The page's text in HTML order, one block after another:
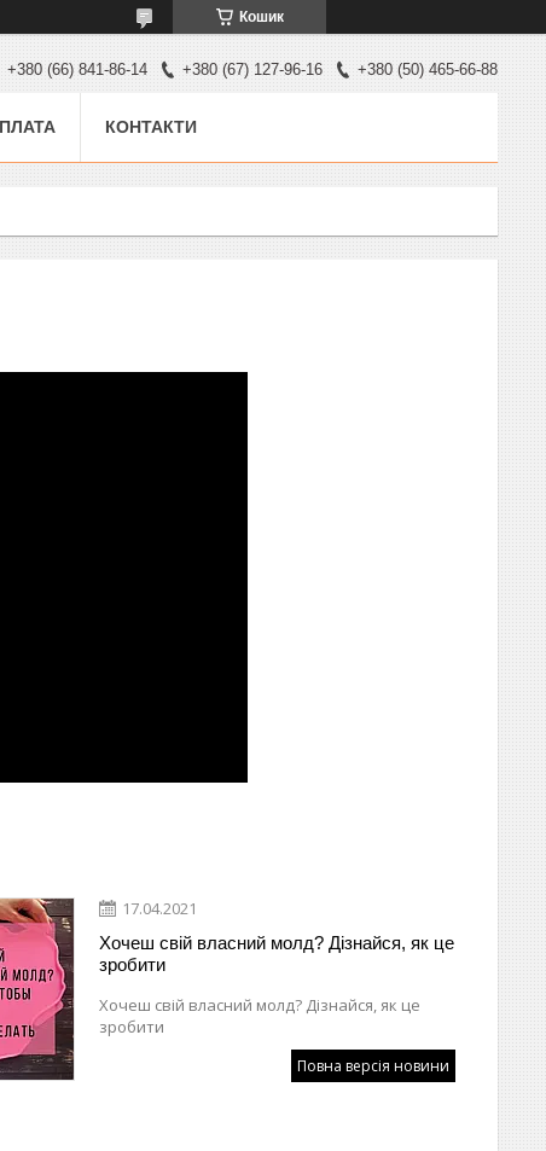
Кошик
+380 (66) 841-86-14 +380 (67) 127-96-16 +380 (50) 465-66-88
КОНТАКТИ
17.04.2021
Хочеш свій власний молд? Дізнайся, як це
зробити
Хочеш свій власний молд? Дізнайся, як це
зробити
Повна версія новини